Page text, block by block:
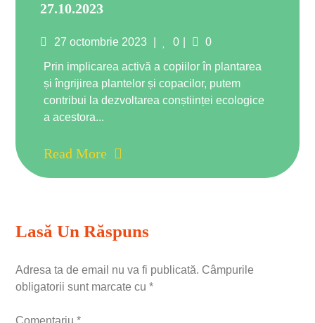
27.10.2023
Posted
27 octombrie 2023 0 Comments
0
Prin implicarea activă a copiilor în plantarea
și îngrijirea plantelor și copacilor, putem
contribui la dezvoltarea conștiinței ecologice
a acestora...
Read More
Lasă Un Răspuns
Adresa ta de email nu va fi publicată. Câmpurile
obligatorii sunt marcate cu*